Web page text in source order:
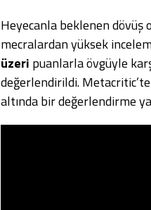
Heyecanla beklenen dövüş
mecralardan yüksek
üzeri puanlarla övgüyle
değerlendirildi.
altında bir değerlendirme